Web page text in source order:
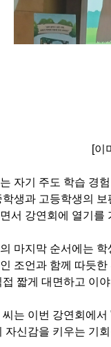
[이
자기 주도 학습 경
학생과 고등학생의
서 강연회에 열기를
마지막 순서에는
조언과 함께 따듯
접 짧게 대면하고 이
씨는 이번 강연회에
자신감을 키우는 기